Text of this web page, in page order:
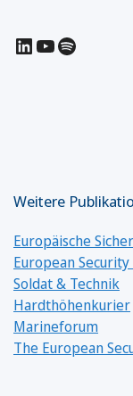
LinkedIn
YouTube
Spotify
Weitere
Europäische
European
Soldat & Technik
Hardthöhenkurier
Marineforum
The European